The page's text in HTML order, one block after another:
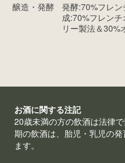
醸造・発酵
発酵:70%フレ
成:70%フレン
リー製法＆30%
お酒に関する注記
20歳未満の方の飲酒は法律
期の飲酒は、胎児・乳児の
ます。